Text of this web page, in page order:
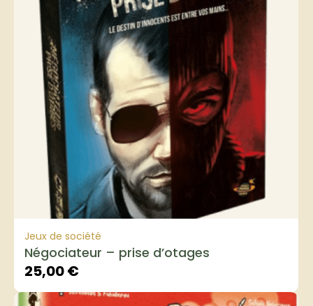
Jeux de société
Négociateur – prise d’otages
25,00€